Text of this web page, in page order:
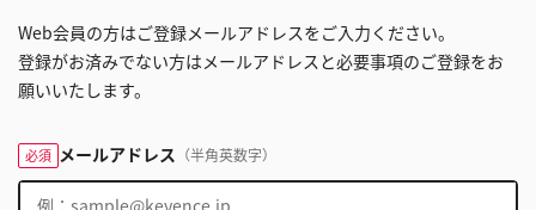
Web会員の方はご登録メールアドレスをご入力ください。
登録がお済みでない方はメールアドレスと必要事項のご登録をお
願いいたします。
必須 メールアドレス （半角英数字）